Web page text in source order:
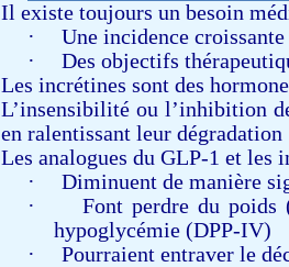
Il existe toujours un besoin
·
Une incidence croissante
·
Des objectifs
Les incrétines sont des
L’insensibilité ou l’inhibition
en ralentissant leur dégradation
Les analogues du GLP-1 et les
·
Diminuent de manière
·
Font perdre du poids
hypoglycémie (DPP-IV)
·
Pourraient entraver le